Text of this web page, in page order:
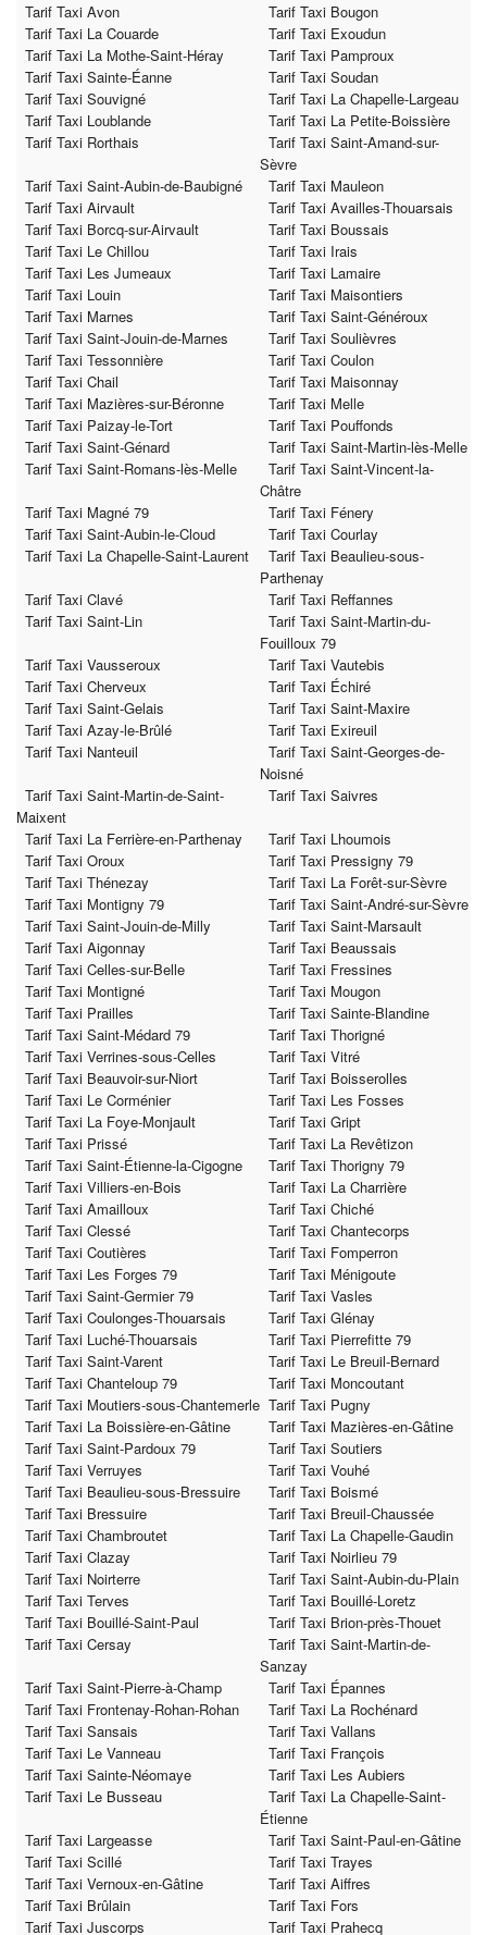
Tarif Taxi Avon
Tarif Taxi Bougon
Tarif Taxi La Couarde
Tarif Taxi Exoudun
Tarif Taxi La Mothe-Saint-Héray
Tarif Taxi Pamproux
Tarif Taxi Sainte-Éanne
Tarif Taxi Soudan
Tarif Taxi Souvigné
Tarif Taxi La Chapelle-Largeau
Tarif Taxi Loublande
Tarif Taxi La Petite-Boissière
Tarif Taxi Rorthais
Tarif Taxi Saint-Amand-sur-
Sèvre
Tarif Taxi Saint-Aubin-de-Baubigné
Tarif Taxi Mauleon
Tarif Taxi Airvault
Tarif Taxi Availles-Thouarsais
Tarif Taxi Borcq-sur-Airvault
Tarif Taxi Boussais
Tarif Taxi Le Chillou
Tarif Taxi Irais
Tarif Taxi Les Jumeaux
Tarif Taxi Lamaire
Tarif Taxi Louin
Tarif Taxi Maisontiers
Tarif Taxi Marnes
Tarif Taxi Saint-Généroux
Tarif Taxi Saint-Jouin-de-Marnes
Tarif Taxi Soulièvres
Tarif Taxi Tessonnière
Tarif Taxi Coulon
Tarif Taxi Chail
Tarif Taxi Maisonnay
Tarif Taxi Mazières-sur-Béronne
Tarif Taxi Melle
Tarif Taxi Paizay-le-Tort
Tarif Taxi Pouffonds
Tarif Taxi Saint-Génard
Tarif Taxi Saint-Martin-lès-Melle
Tarif Taxi Saint-Romans-lès-Melle
Tarif Taxi Saint-Vincent-la-
Châtre
Tarif Taxi Magné 79
Tarif Taxi Fénery
Tarif Taxi Saint-Aubin-le-Cloud
Tarif Taxi Courlay
Tarif Taxi La Chapelle-Saint-Laurent
Tarif Taxi Beaulieu-sous-
Parthenay
Tarif Taxi Clavé
Tarif Taxi Reffannes
Tarif Taxi Saint-Lin
Tarif Taxi Saint-Martin-du-
Fouilloux 79
Tarif Taxi Vausseroux
Tarif Taxi Vautebis
Tarif Taxi Cherveux
Tarif Taxi Échiré
Tarif Taxi Saint-Gelais
Tarif Taxi Saint-Maxire
Tarif Taxi Azay-le-Brûlé
Tarif Taxi Exireuil
Tarif Taxi Nanteuil
Tarif Taxi Saint-Georges-de-
Noisné
Tarif Taxi Saint-Martin-de-Saint-
Maixent
Tarif Taxi Saivres
Tarif Taxi La Ferrière-en-Parthenay
Tarif Taxi Lhoumois
Tarif Taxi Oroux
Tarif Taxi Pressigny 79
Tarif Taxi Thénezay
Tarif Taxi La Forêt-sur-Sèvre
Tarif Taxi Montigny 79
Tarif Taxi Saint-André-sur-Sèvre
Tarif Taxi Saint-Jouin-de-Milly
Tarif Taxi Saint-Marsault
Tarif Taxi Aigonnay
Tarif Taxi Beaussais
Tarif Taxi Celles-sur-Belle
Tarif Taxi Fressines
Tarif Taxi Montigné
Tarif Taxi Mougon
Tarif Taxi Prailles
Tarif Taxi Sainte-Blandine
Tarif Taxi Saint-Médard 79
Tarif Taxi Thorigné
Tarif Taxi Verrines-sous-Celles
Tarif Taxi Vitré
Tarif Taxi Beauvoir-sur-Niort
Tarif Taxi Boisserolles
Tarif Taxi Le Corménier
Tarif Taxi Les Fosses
Tarif Taxi La Foye-Monjault
Tarif Taxi Gript
Tarif Taxi Prissé
Tarif Taxi La Revêtizon
Tarif Taxi Saint-Étienne-la-Cigogne
Tarif Taxi Thorigny 79
Tarif Taxi Villiers-en-Bois
Tarif Taxi La Charrière
Tarif Taxi Amailloux
Tarif Taxi Chiché
Tarif Taxi Clessé
Tarif Taxi Chantecorps
Tarif Taxi Coutières
Tarif Taxi Fomperron
Tarif Taxi Les Forges 79
Tarif Taxi Ménigoute
Tarif Taxi Saint-Germier 79
Tarif Taxi Vasles
Tarif Taxi Coulonges-Thouarsais
Tarif Taxi Glénay
Tarif Taxi Luché-Thouarsais
Tarif Taxi Pierrefitte 79
Tarif Taxi Saint-Varent
Tarif Taxi Le Breuil-Bernard
Tarif Taxi Chanteloup 79
Tarif Taxi Moncoutant
Tarif Taxi Moutiers-sous-Chantemerle Tarif Taxi Pugny
Tarif Taxi La Boissière-en-Gâtine
Tarif Taxi Mazières-en-Gâtine
Tarif Taxi Saint-Pardoux 79
Tarif Taxi Soutiers
Tarif Taxi Verruyes
Tarif Taxi Vouhé
Tarif Taxi Beaulieu-sous-Bressuire
Tarif Taxi Boismé
Tarif Taxi Bressuire
Tarif Taxi Breuil-Chaussée
Tarif Taxi Chambroutet
Tarif Taxi La Chapelle-Gaudin
Tarif Taxi Clazay
Tarif Taxi Noirlieu 79
Tarif Taxi Noirterre
Tarif Taxi Saint-Aubin-du-Plain
Tarif Taxi Terves
Tarif Taxi Bouillé-Loretz
Tarif Taxi Bouillé-Saint-Paul
Tarif Taxi Brion-près-Thouet
Tarif Taxi Cersay
Tarif Taxi Saint-Martin-de-
Sanzay
Tarif Taxi Saint-Pierre-à-Champ
Tarif Taxi Épannes
Tarif Taxi Frontenay-Rohan-Rohan
Tarif Taxi La Rochénard
Tarif Taxi Sansais
Tarif Taxi Vallans
Tarif Taxi Le Vanneau
Tarif Taxi François
Tarif Taxi Sainte-Néomaye
Tarif Taxi Les Aubiers
Tarif Taxi Le Busseau
Tarif Taxi La Chapelle-Saint-
Étienne
Tarif Taxi Largeasse
Tarif Taxi Saint-Paul-en-Gâtine
Tarif Taxi Scillé
Tarif Taxi Trayes
Tarif Taxi Vernoux-en-Gâtine
Tarif Taxi Aiffres
Tarif Taxi Brûlain
Tarif Taxi Fors
Tarif Taxi Juscorps
Tarif Taxi Prahecq